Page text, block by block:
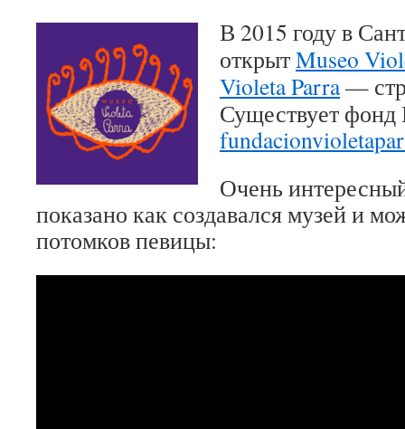
В 2015 году в
открытMuseo
Violeta Parra—
Существует
Очень
показано как создавался музей и
потомков певицы: